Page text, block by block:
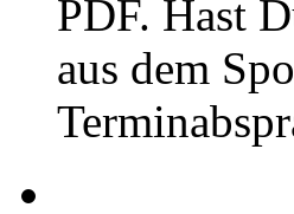
PDF. Hast
aus dem